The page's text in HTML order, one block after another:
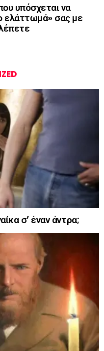
υπόσχεται να
ελάττωμά» σας με
σ’ έναν άντρα;